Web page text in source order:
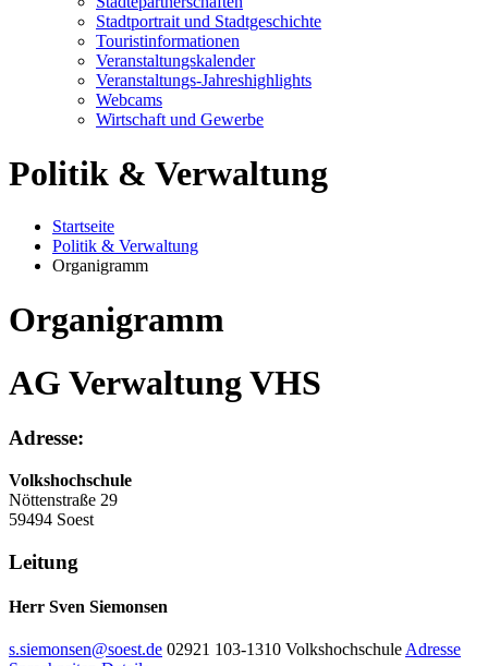
Stadtportrait und Stadtgeschichte
Touristinformationen
Veranstaltungskalender
Veranstaltungs-Jahreshighlights
Webcams
Wirtschaft und Gewerbe
Politik & Verwaltung
Startseite
Politik & Verwaltung
Organigramm
Organigramm
AG Verwaltung VHS
Adresse:
Volkshochschule
Nöttenstraße 29
59494 Soest
Leitung
Herr Sven Siemonsen
s.siemonsen@soest.de 02921 103-1310 Volkshochschule Adresse